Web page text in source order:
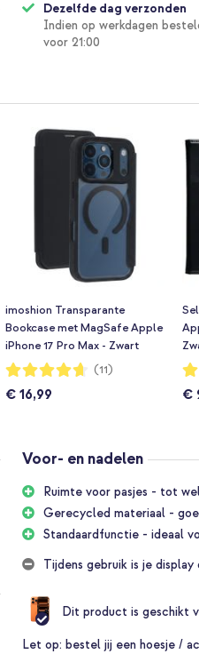
Dezelfde dag verzonden
Indien op werkdagen
voor 21:00
imoshion Transparante
Bookcase met MagSafe Apple
iPhone 17 Pro Max - Zwart
Waardering:
93%
(11)
€ 16,99 €
Voor- en nadelen
Ruimte voor pasjes - tot
Gerecycled materiaal -
Standaardfunctie - ideaal
Tijdens gebruik is je
Dit product is geschikt
Let op: bestel jij een hoesje /